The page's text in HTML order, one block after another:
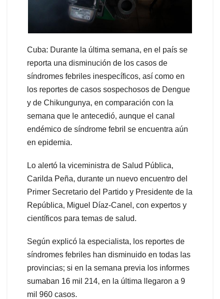
Cuba: Durante la última semana, en el país se
reporta una disminución de los casos de
síndromes febriles inespecíficos, así como en
los reportes de casos sospechosos de Dengue
y de Chikungunya, en comparación con la
semana que le antecedió, aunque el canal
endémico de síndrome febril se encuentra aún
en epidemia.
Lo alertó la viceministra de Salud Pública,
Carilda Peña, durante un nuevo encuentro del
Primer Secretario del Partido y Presidente de la
República, Miguel Díaz-Canel, con expertos y
científicos para temas de salud.
Según explicó la especialista, los reportes de
síndromes febriles han disminuido en todas las
provincias; si en la semana previa los informes
sumaban 16 mil 214, en la última llegaron a 9
mil 960 casos.